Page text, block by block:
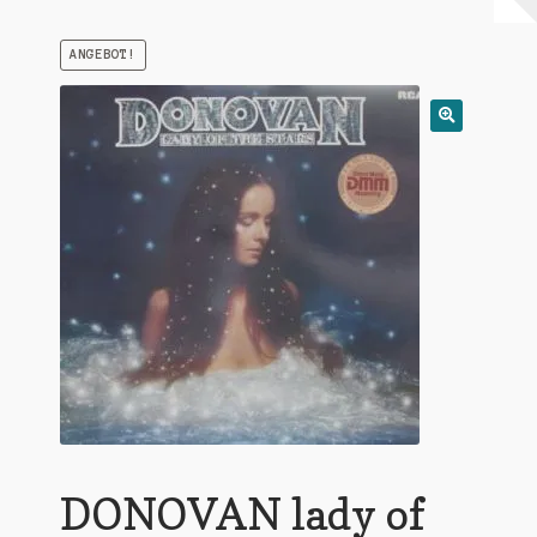
WarenkorbANGEBOT!
DONOVAN lady of